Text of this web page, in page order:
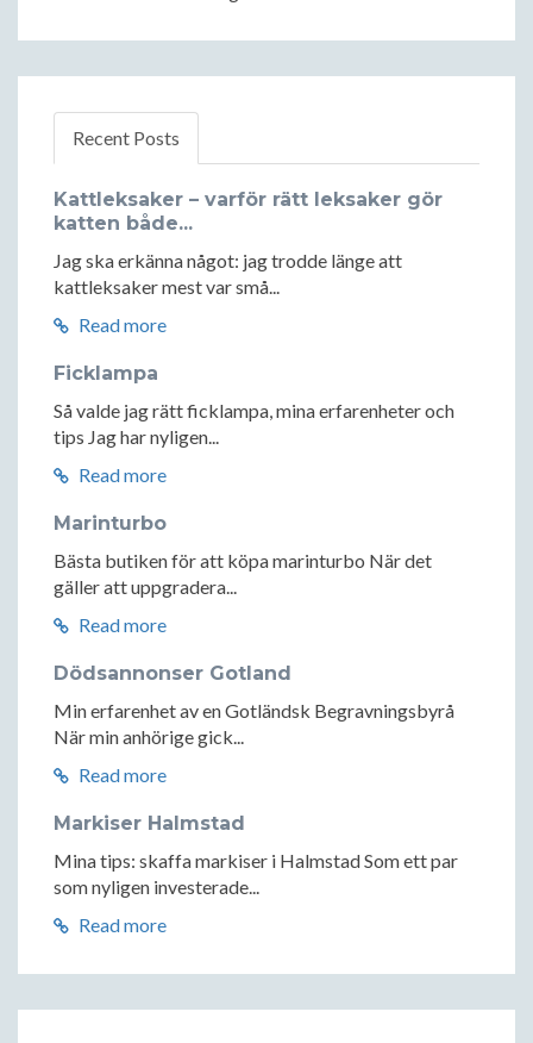
Recent Posts
Kattleksaker – varför rätt leksaker gör
katten både...
Jag ska erkänna något: jag trodde länge att
kattleksaker mest var små...
Read more
Ficklampa
Så valde jag rätt ficklampa, mina erfarenheter och
tips Jag har nyligen...
Read more
Marinturbo
Bästa butiken för att köpa marinturbo När det
gäller att uppgradera...
Read more
Dödsannonser Gotland
Min erfarenhet av en Gotländsk Begravningsbyrå
När min anhörige gick...
Read more
Markiser Halmstad
Mina tips: skaffa markiser i Halmstad Som ett par
som nyligen investerade...
Read more